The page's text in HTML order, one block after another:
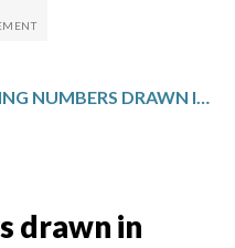
drawn in